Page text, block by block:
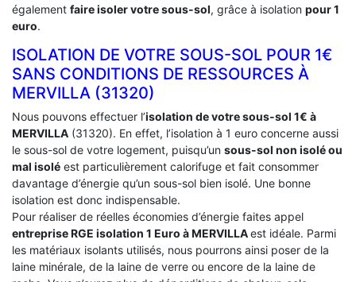
également faire isoler votre sous-sol, grâce à isolation pour 1
euro.
ISOLATION DE VOTRE SOUS-SOL POUR 1€
SANS CONDITIONS DE RESSOURCES À
‎MERVILLA (31320)
Nous pouvons effectuer l’isolation de votre sous-sol 1€ à
MERVILLA (31320). En effet, l’isolation à 1 euro concerne aussi
le sous-sol de votre logement, puisqu’un sous-sol non isolé ou
mal isolé est particulièrement calorifuge et fait consommer
davantage d’énergie qu’un sous-sol bien isolé. Une bonne
isolation est donc indispensable.
Pour réaliser de réelles économies d’énergie faites appel
entreprise RGE isolation 1 Euro à MERVILLAest idéale. Parmi
les matériaux isolants utilisés, nous pourrons ainsi poser de la
laine minérale, de la laine de verre ou encore de la laine de